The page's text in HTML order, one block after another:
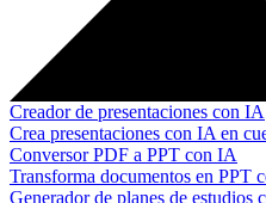
Creador de presentaciones con IA
Crea presentaciones con IA en
Conversor PDF a PPT con IA
Transforma documentos en PPT
Generador de planes de estudios